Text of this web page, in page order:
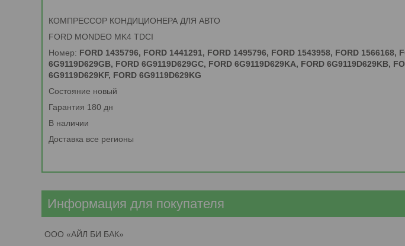
КОМПРЕССОР КОНДИЦИОНЕРА ДЛЯ АВТО
FORD MONDEO MK4 TDCI
Номер: FORD 1435796, FORD 1441291, FORD 1495796, FORD 1543958, FORD
6G9119D629GB, FORD 6G9119D629GC, FORD 6G9119D629KA, FORD 6G9119D629KB,
6G9119D629KF, FORD 6G9119D629KG
Состояние новый
Гарантия 180 дн
В наличии
Доставка все регионы
Информация для покупателя
ООО «АЙЛ БИ БАК»